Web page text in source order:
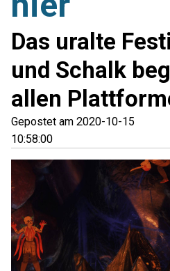
Das uralte
und Schalk
allen
Gepostet am 2020-10-15
10:58:00